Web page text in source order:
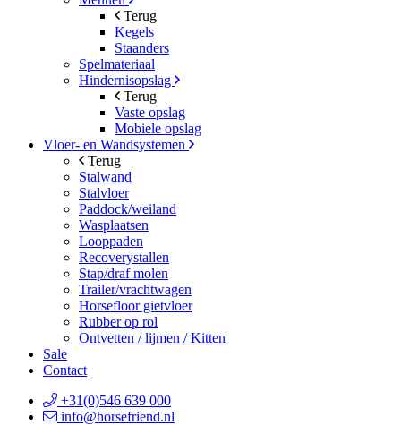
Terug
Kegels
Staanders
Spelmateriaal
Hindernisopslag
Terug
Vaste opslag
Mobiele opslag
Vloer- en Wandsystemen
Terug
Stalwand
Stalvloer
Paddock/weiland
Wasplaatsen
Looppaden
Recoverystallen
Stap/draf molen
Trailer/vrachtwagen
Horsefloor gietvloer
Rubber op rol
Ontvetten / lijmen / Kitten
Sale
Contact
+31(0)546 639 000
info@horsefriend.nl